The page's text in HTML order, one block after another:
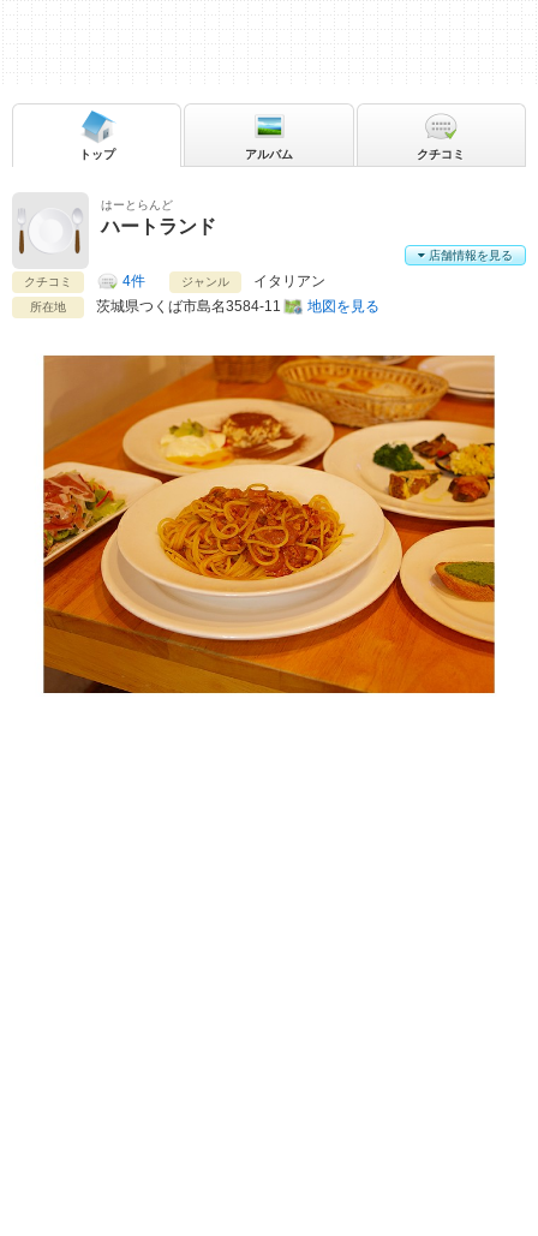
はーとらんど
ハートランド
クチコミ 4件 ジャンル イタリアン
所在地 茨城県つくば市島名3584-11 地図を見る
店舗情報を見る
トップ アルバム クチコミ